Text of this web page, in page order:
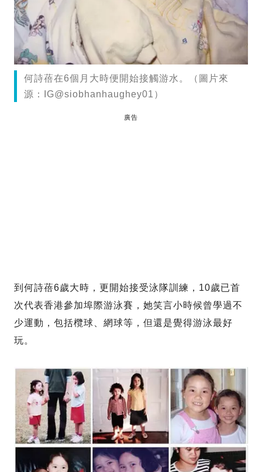
何詩蓓在6個月大時便開始接觸游水。（圖片來
源：IG@siobhanhaughey01）
廣告
到何詩蓓6歲大時，更開始接受泳隊訓練，10歲已首
次代表香港參加埠際游泳賽，她笑言小時候曾學過不
少運動，包括欖球、網球等，但還是覺得游泳最好
玩。